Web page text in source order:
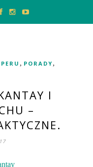
PERU , PORADY ,
I
–